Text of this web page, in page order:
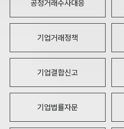
공정거래수사대응
기업거래정책
기업결합신고
기업법률자문